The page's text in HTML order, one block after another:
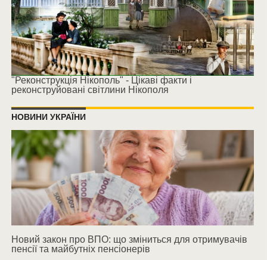
"Реконструкція Нікополь" - Цікаві факти і
реконструйовані світлини Нікополя
НОВИНИ УКРАЇНИ
Новий закон про ВПО: що зміниться для отримувачів
пенсії та майбутніх пенсіонерів